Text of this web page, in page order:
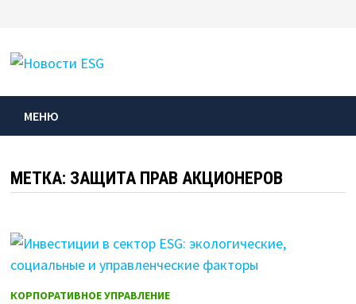
содержимому
МЕНЮ
МЕТКА: ЗАЩИТА ПРАВ АКЦИОНЕРОВ
КОРПОРАТИВНОЕ УПРАВЛЕНИЕ